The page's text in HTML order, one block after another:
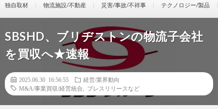
独自取材 物流施設/不動産 災害/事故/不祥事 テクノロジー/製品
SBSHD、ブリヂストンの物流子会社
を買収へ★速報
2025.06.30 16:56:55
経営/業界動向
M&A/事業買収/経営統合
プレスリリースなど